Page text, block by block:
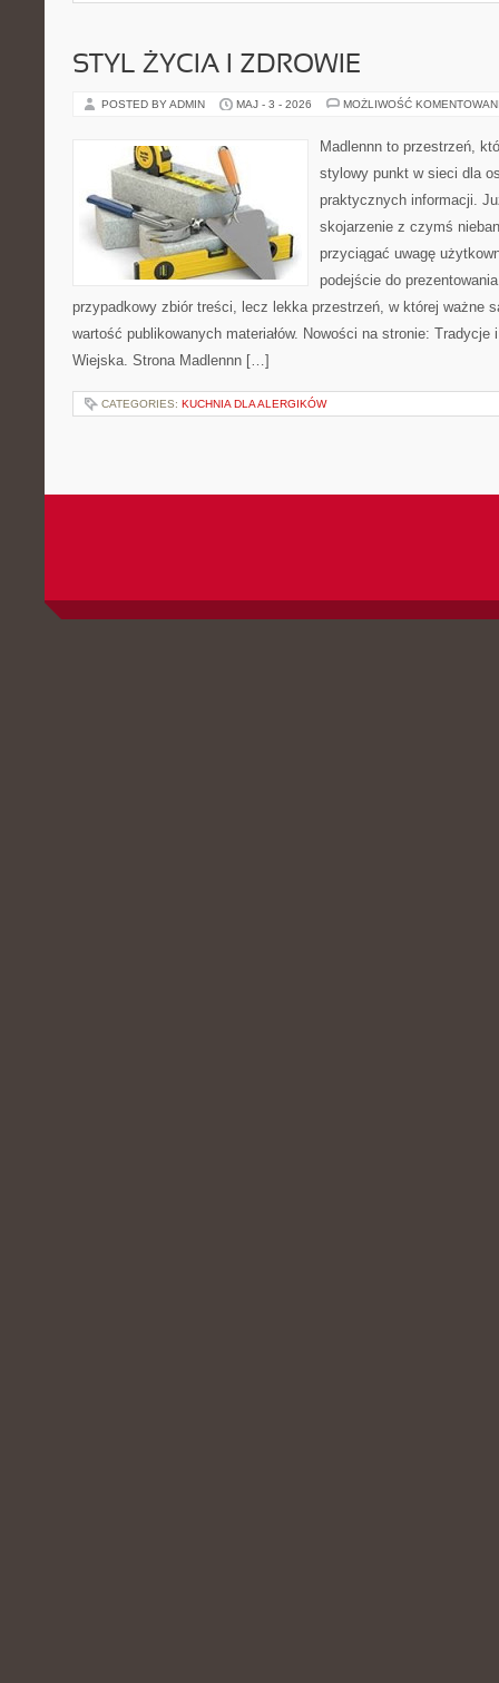
STYL ŻYCIA I ZDROWIE
POSTED BY ADMIN MAJ - 3 - 2026 MOŻLIWOŚĆ
Madlennn to przestrzeń,
stylowy punkt w sieci dla
praktycznych informacji.
skojarzenie z czymś
przyciągać uwagę
podejście do
przypadkowy zbiór treści, lecz lekka przestrzeń, w której ważne
wartość publikowanych materiałów. Nowości na stronie: Tradycje
Wiejska. Strona Madlennn […]
CATEGORIES: KUCHNIA DLA ALERGIKÓW